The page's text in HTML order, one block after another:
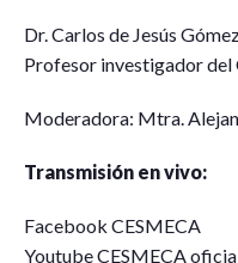
Dr. Carlos de Jesús
Profesor investigador
Moderadora: Mtra.
Transmisión en vivo:
Facebook CESMECA
Youtube CESMECA